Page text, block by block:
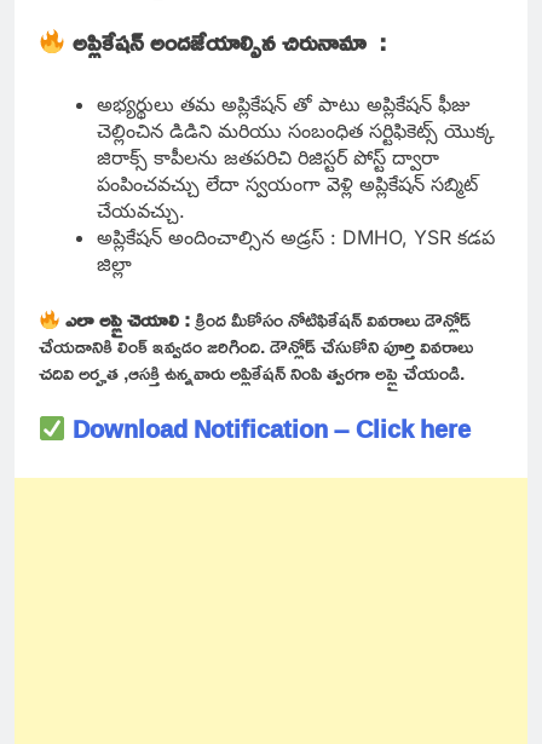
అప్లికేషన్ అందజేయాల్సిన చిరునామా :
అభ్యర్థులు తమ అప్లికేషన్ తో పాటు అప్లికేషన్ ఫీజు
చెల్లించిన డిడిని మరియు సంబంధిత సర్టిఫికెట్స్ యొక్క
జిరాక్స్ కాపీలను జతపరిచి రిజిస్టర్ పోస్ట్ ద్వారా
పంపించవచ్చు లేదా స్వయంగా వెళ్లి అప్లికేషన్ సబ్మిట్
చేయవచ్చు.
అప్లికేషన్ అందించాల్సిన అడ్రస్ : DMHO, YSR కడప
జిల్లా
ఎలా అప్లై చెయాలి :క్రింద మీకోసం నోటిఫికేషన్ వివరాలు డౌన్లోడ్
చేయడానికి లింక్ ఇవ్వడం జరిగింది. డౌన్లోడ్ చేసుకోని పూర్తి వివరాలు
చదివి అర్హత ,ఆసక్తి ఉన్నవారు అప్లికేషన్ నింపి త్వరగా అప్లై చేయండి.
Download Notification – Click here